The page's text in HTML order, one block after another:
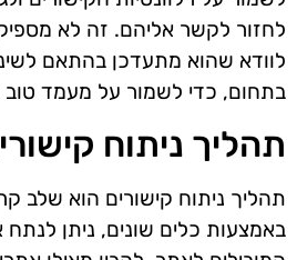
לחזור לקשר אליהם. זה לא מספיק
לוודא שהוא מתעדכן בהתאם
בתחום, כדי לשמור על מעמד טוב
תהליך ניתוח
תהליך ניתוח קישורים הוא שלב
באמצעות כלים שונים, ניתן לנתח